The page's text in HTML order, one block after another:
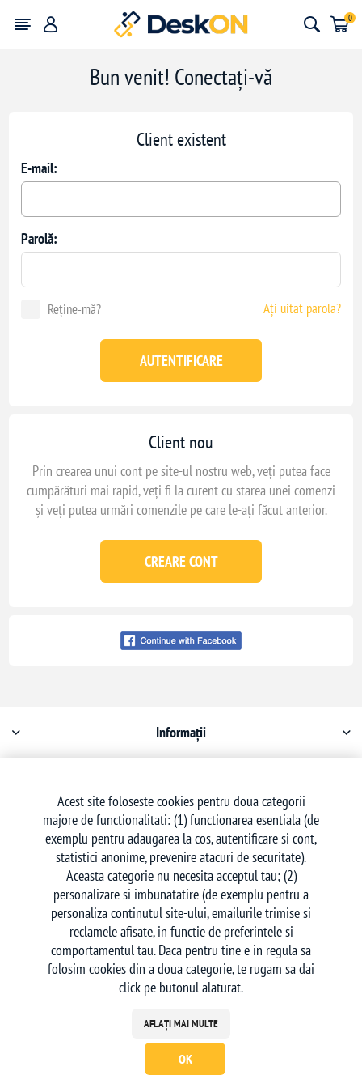
0
Bun venit! Conectați-vă
Client nou
Prin crearea unui cont pe site-ul nostru web, veți putea face
cumpărături mai rapid, veți fi la curent cu starea unei comenzi
și veți putea urmări comenzile pe care le-ați făcut anterior.
CREARE CONT
Client existent
E-mail:
Parolă:
Reține-mă? Ați uitat parola?
AUTENTIFICARE
Conecteaza-te cu
Informații
Serviciu clienți
Urmăriți-ne
nopCommerce| Creat de
Acest site foloseste cookies pentru doua categorii
majore de functionalitati: (1) functionarea esentiala (de
exemplu pentru adaugarea la cos, autentificare si cont,
statistici anonime, prevenire atacuri de securitate).
Aceasta categorie nu necesita acceptul tau; (2)
personalizare si imbunatatire (de exemplu pentru a
personaliza continutul site-ului, emailurile trimise si
reclamele afisate, in functie de preferintele si
comportamentul tau. Daca pentru tine e in regula sa
folosim cookies din a doua categorie, te rugam sa dai
click pe butonul alaturat.
AFLAȚI MAI MULTE
OK